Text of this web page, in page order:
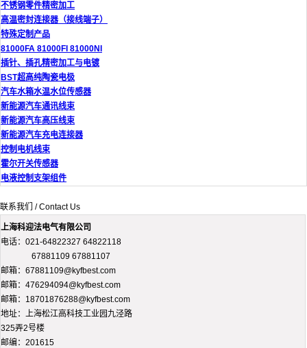
不锈钢零件精密加工
高温密封连接器（接线端子）
特殊定制产品
81000FA 81000FI 81000NI
插针、插孔精密加工与电镀
BST超高纯陶瓷电极
汽车水箱水温水位传感器
新能源汽车通讯线束
新能源汽车高压线束
新能源汽车充电连接器
控制电机线束
霍尔开关传感器
电液控制支架组件
联系我们 / Contact Us
上海科迎法电气有限公司
电话：021-64822327 64822118
67881109 67881107
邮箱：67881109@kyfbest.com
邮箱：476294094@kyfbest.com
邮箱：18701876288@kyfbest.com
地址：上海松江高科技工业园九泾路
325弄2号楼
邮编：201615